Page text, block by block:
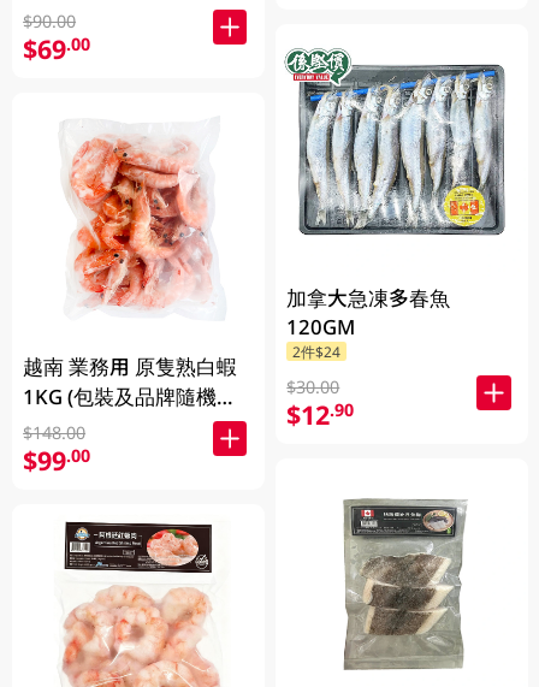
$90.00
$69.00
越南 業務用 原隻熟白蝦
1KG (包裝及品牌隨機發
放)
$148.00
$99.00
加拿大急凍多春魚
120GM
2件$24
$30.00
$12.90